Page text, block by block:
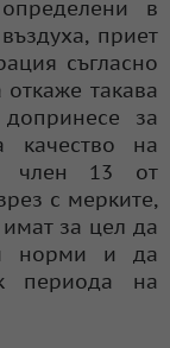
в
приет
съгласно
такава
за
качество на
член 13 от
с мерките,
за цел да
норми и да
периода на